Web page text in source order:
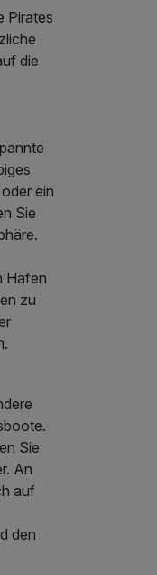
Pirates
die
ein
Sie
Hafen
zu
Sie
An
auf
den